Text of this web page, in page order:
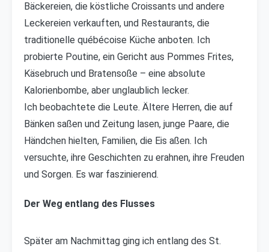
Bäckereien, die köstliche Croissants und andere
Leckereien verkauften, und Restaurants, die
traditionelle québécoise Küche anboten. Ich
probierte Poutine, ein Gericht aus Pommes Frites,
Käsebruch und Bratensoße – eine absolute
Kalorienbombe, aber unglaublich lecker.
Ich beobachtete die Leute. Ältere Herren, die auf
Bänken saßen und Zeitung lasen, junge Paare, die
Händchen hielten, Familien, die Eis aßen. Ich
versuchte, ihre Geschichten zu erahnen, ihre Freuden
und Sorgen. Es war faszinierend.
Der Weg entlang des Flusses
Später am Nachmittag ging ich entlang des St.